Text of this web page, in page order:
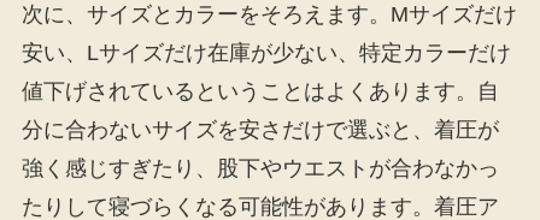
次に、サイズとカラーをそろえます。Mサイズだけ
安い、Lサイズだけ在庫が少ない、特定カラーだけ
値下げされているということはよくあります。自
分に合わないサイズを安さだけで選ぶと、着圧が
強く感じすぎたり、股下やウエストが合わなかっ
たりして寝づらくなる可能性があります。着圧ア